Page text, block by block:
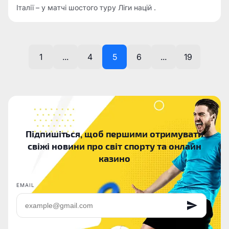
Італії – у матчі шостого туру Ліги націй .
1 ... 4 5 6 ... 19
Підпишіться, щоб першими отримувати
свіжі новини про світ спорту та онлайн
казино
EMAIL